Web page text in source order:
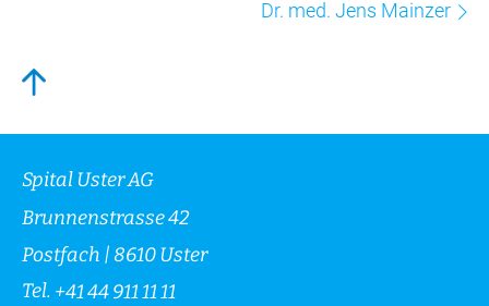
Dr. med. Jens Mainzer
Spital Uster AG
Brunnenstrasse 42
Postfach | 8610 Uster
Tel. +41 44 911 11 11